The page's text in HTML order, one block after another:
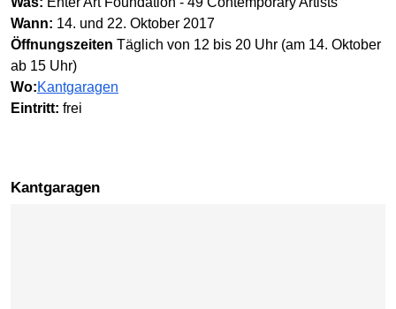
Wann: 14. und 22. Oktober 2017
Öffnungszeiten Täglich von 12 bis 20 Uhr (am 14. Oktober
ab 15 Uhr)
Wo:Kantgaragen
Eintritt: frei
Kantgaragen